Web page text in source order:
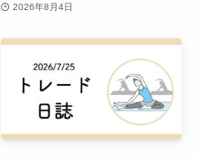
2026年8月4日